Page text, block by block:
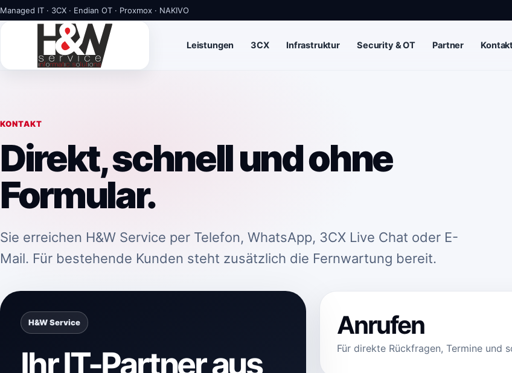
Managed IT · 3CX · Endian OT · Proxmox · NAKIVO
Leistungen 3CX Infrastruktur Security & OT Partner Kontakt
KONTAKT
Direkt, schnell und ohne
Formular.
Sie erreichen H&W Service per Telefon, WhatsApp, 3CX Live Chat oder E-
Mail. Für bestehende Kunden steht zusätzlich die Fernwartung bereit.
H&W Service
Ihr IT-Partner aus
Anrufen
Für direkte Rückfragen, Termine und